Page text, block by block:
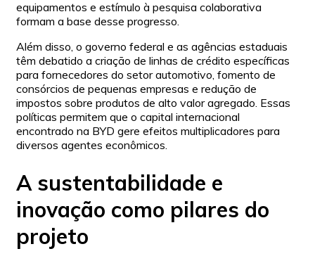
equipamentos e estímulo à pesquisa colaborativa
formam a base desse progresso.
Além disso, o governo federal e as agências estaduais
têm debatido a criação de linhas de crédito específicas
para fornecedores do setor automotivo, fomento de
consórcios de pequenas empresas e redução de
impostos sobre produtos de alto valor agregado. Essas
políticas permitem que o capital internacional
encontrado na BYD gere efeitos multiplicadores para
diversos agentes econômicos.
A sustentabilidade e
inovação como pilares do
projeto